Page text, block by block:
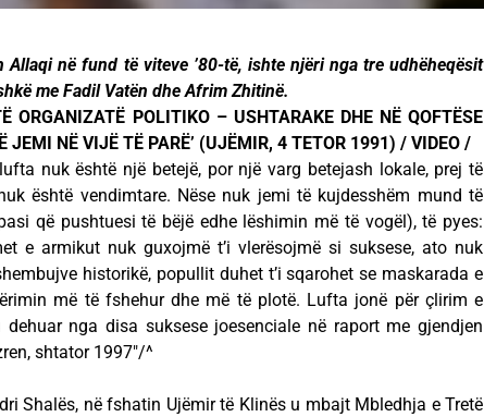
në fund të viteve ’80-të, ishte njëri nga tre udhëheqësit
me Fadil Vatën dhe Afrim Zhitinë.
ORGANIZATË POLITIKO – USHTARAKE DHE NË QOFTËSE
JEMI NË VIJË TË PARË’ (UJËMIR, 4 TETOR 1991) / VIDEO /
nuk është një betejë, por një varg betejash lokale, prej të
është vendimtare. Nëse nuk jemi të kujdesshëm mund të
që pushtuesi të bëjë edhe lëshimin më të vogël), të pyes:
e armikut nuk guxojmë t’i vlerësojmë si suksese, ato nuk
historikë, popullit duhet t’i sqarohet se maskarada e
më të fshehur dhe më të plotë. Lufta jonë për çlirim e
nga disa suksese joesenciale në raport me gjendjen
shtator 1997″/^
Shalës, në fshatin Ujëmir të Klinës u mbajt Mbledhja e Tretë